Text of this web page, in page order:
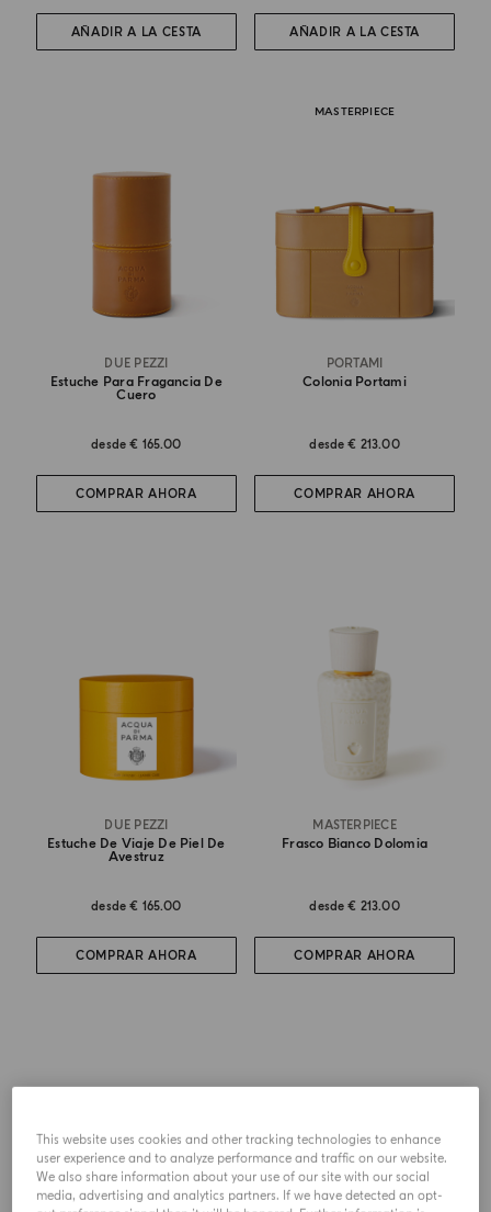
AÑADIR A LA CESTA AÑADIR A LA CESTA
DUE PEZZI
Estuche Para Fragancia De
Cuero
desde€ 165.00
COMPRAR AHORA
MASTERPIECE
PORTAMI
Colonia Portami
desde€ 213.00
COMPRAR AHORA
DUE PEZZI
Estuche De Viaje De Piel De
Avestruz
desde€ 165.00
COMPRAR AHORA
MASTERPIECE
Frasco Bianco Dolomia
desde€ 213.00
COMPRAR AHORA
This website uses cookies and other tracking technologies to enhance
user experience and to analyze performance and traffic on our website.
We also share information about your use of our site with our social
media, advertising and analytics partners. If we have detected an opt-